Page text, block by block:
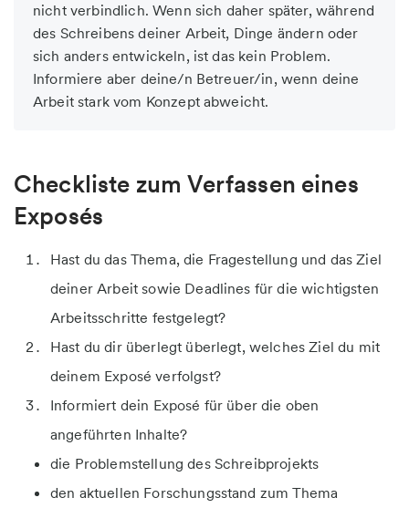
nicht verbindlich. Wenn sich daher später, während
des Schreibens deiner Arbeit, Dinge ändern oder
sich anders entwickeln, ist das kein Problem.
Informiere aber deine/n Betreuer/in, wenn deine
Arbeit stark vom Konzept abweicht.
Checkliste zum Verfassen eines
Exposés
Hast du das Thema, die Fragestellung und das Ziel
deiner Arbeit sowie Deadlines für die wichtigsten
Arbeitsschritte festgelegt?
Hast du dir überlegt überlegt, welches Ziel du mit
deinem Exposé verfolgst?
Informiert dein Exposé für über die oben
angeführten Inhalte?
die Problemstellung des Schreibprojekts
den aktuellen Forschungsstand zum Thema